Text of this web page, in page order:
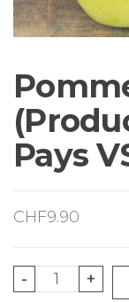
Pays
CHF9.90
-
quantité
+